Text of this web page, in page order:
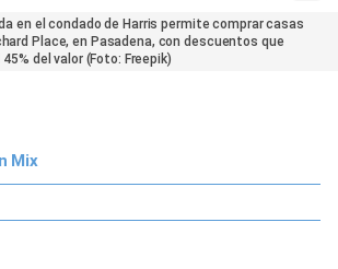
en el condado de Harris permite comprar casas
Place, en Pasadena, con descuentos que
del valor (Foto: Freepik)
Mix